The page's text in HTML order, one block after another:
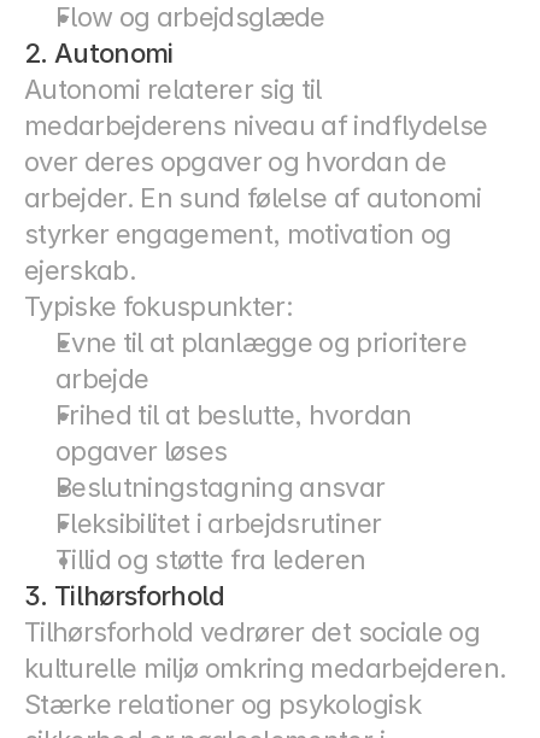
Flow og arbejdsglæde
2. Autonomi
Autonomi relaterer sig til
medarbejderens niveau af indflydelse
over deres opgaver og hvordan de
arbejder. En sund følelse af autonomi
styrker engagement, motivation og
ejerskab.
Typiske fokuspunkter:
Evne til at planlægge og prioritere
arbejde
Frihed til at beslutte, hvordan
opgaver løses
Beslutningstagning ansvar
Fleksibilitet i arbejdsrutiner
Tillid og støtte fra lederen
3. Tilhørsforhold
Tilhørsforhold vedrører det sociale og
kulturelle miljø omkring medarbejderen.
Stærke relationer og psykologisk